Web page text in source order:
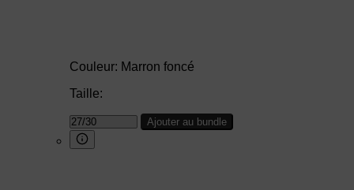
Couleur: Marron foncé
Taille:
Ajouter au bundle